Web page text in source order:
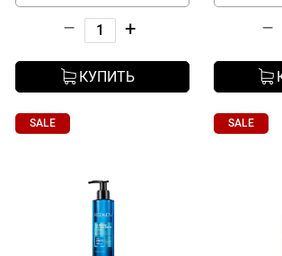
– +
КУПИТЬ
–
SALE SALE